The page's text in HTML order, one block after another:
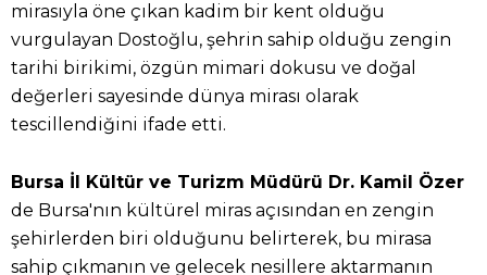
mirasıyla öne çıkan kadim bir kent olduğu
vurgulayan Dostoğlu, şehrin sahip olduğu zengin
tarihi birikimi, özgün mimari dokusu ve doğal
değerleri sayesinde dünya mirası olarak
tescillendiğini ifade etti.
Bursa İl Kültür ve Turizm Müdürü Dr. Kamil Özer
de Bursa'nın kültürel miras açısından en zengin
şehirlerden biri olduğunu belirterek, bu mirasa
sahip çıkmanın ve gelecek nesillere aktarmanın